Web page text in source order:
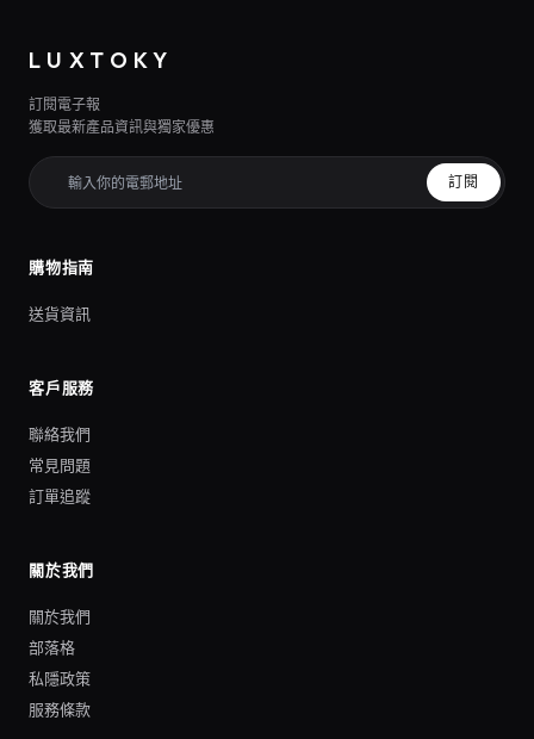
LUXTOKY
訂閱電子報
獲取最新產品資訊與獨家優惠
訂閱
購物指南
送貨資訊
客戶服務
聯絡我們
常見問題
訂單追蹤
關於我們
關於我們
部落格
私隱政策
服務條款